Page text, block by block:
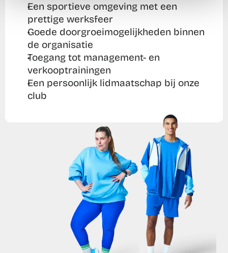
Een sportieve omgeving met een
prettige werksfeer
Goede doorgroeimogelijkheden binnen
de organisatie
Toegang tot management- en
verkooptrainingen
Een persoonlijk lidmaatschap bij onze
club